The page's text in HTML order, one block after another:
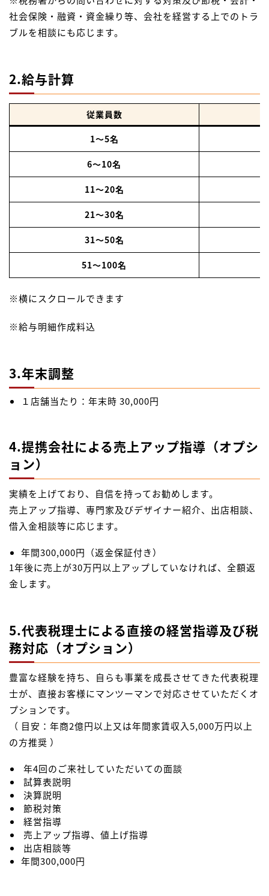
社会保険・融資・資金繰り等、会社を経営する上でのトラ
ブルを相談にも応じます。
2.給与計算
従業員数
1～5名
6～10名
11～20名
21～30名
31～50名
51～100名
※横にスクロールできます
※給与明細作成料込
3.年末調整
１店舗当たり：年末時 30,000円
4.提携会社による売上アップ指導（オプシ
ョン）
実績を上げており、自信を持ってお勧めします。
売上アップ指導、専門家及びデザイナー紹介、出店相談、
借入金相談等に応じます。
年間300,000円（返金保証付き）
1年後に売上が30万円以上アップしていなければ、全額返
金します。
5.代表税理士による直接の経営指導及び税
務対応（オプション）
豊富な経験を持ち、自らも事業を成長させてきた代表税理
士が、直接お客様にマンツーマンで対応させていただくオ
プションです。
（ 目安：年商2億円以上又は年間家賃収入5,000万円以上
の方推奨 ）
年4回のご来社していただいての面談
試算表説明
決算説明
節税対策
経営指導
売上アップ指導、値上げ指導
出店相談等
年間300,000円